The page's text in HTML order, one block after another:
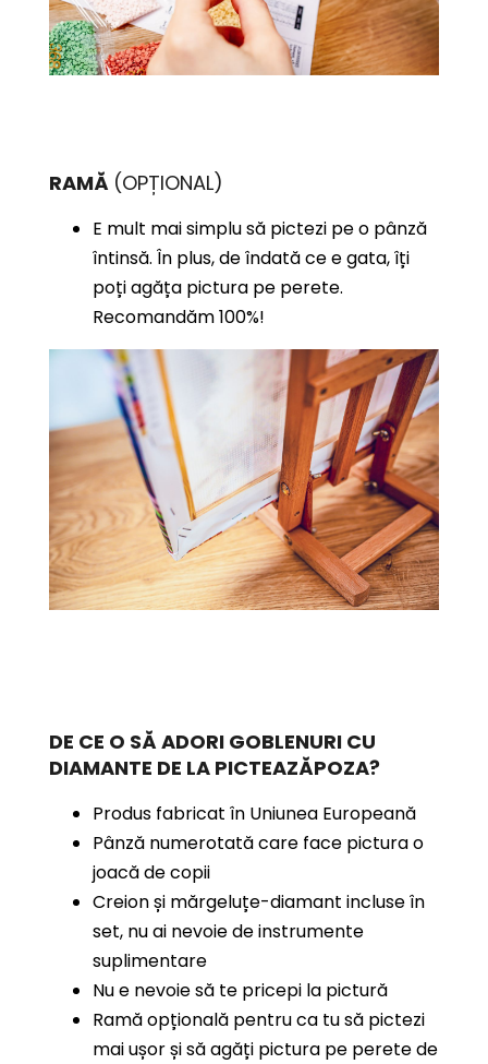
RAMĂ (OPȚIONAL)
E mult mai simplu să pictezi pe o pânză
întinsă. În plus, de îndată ce e gata, îți
poți agăța pictura pe perete.
Recomandăm 100%!
DE CE O SĂ ADORI GOBLENURI CU
DIAMANTE DE LA PICTEAZĂPOZA?
Produs fabricat în Uniunea Europeană
Pânză numerotată care face pictura o
joacă de copii
Creion și mărgeluțe-diamant incluse în
set, nu ai nevoie de instrumente
suplimentare
Nu e nevoie să te pricepi la pictură
Ramă opțională pentru ca tu să pictezi
mai ușor și să agăți pictura pe perete de